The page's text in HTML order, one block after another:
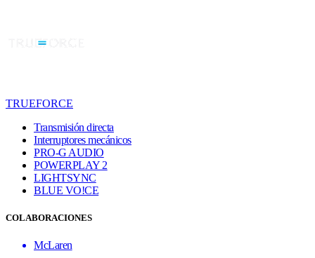
TRUEFORCE
Transmisión directa
Interruptores mecánicos
PRO-G AUDIO
POWERPLAY 2
LIGHTSYNC
BLUE VO!CE
COLABORACIONES
McLaren